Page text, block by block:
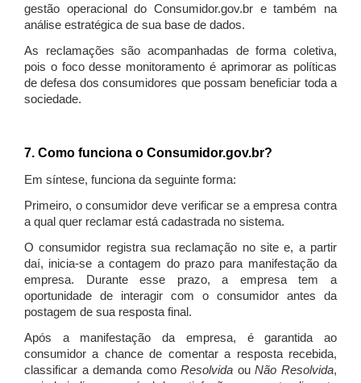
gestão operacional do Consumidor.gov.br e também na
análise estratégica de sua base de dados.
As reclamações são acompanhadas de forma coletiva,
pois o foco desse monitoramento é aprimorar as políticas
de defesa dos consumidores que possam beneficiar toda a
sociedade.
7. Como funciona o Consumidor.gov.br?
Em síntese, funciona da seguinte forma:
Primeiro, o consumidor deve verificar se a empresa contra
a qual quer reclamar está cadastrada no sistema.
O consumidor registra sua reclamação no site e, a partir
daí, inicia-se a contagem do prazo para manifestação da
empresa. Durante esse prazo, a empresa tem a
oportunidade de interagir com o consumidor antes da
postagem de sua resposta final.
Após a manifestação da empresa, é garantida ao
consumidor a chance de comentar a resposta recebida,
classificar a demanda comoResolvida ouNão Resolvida,